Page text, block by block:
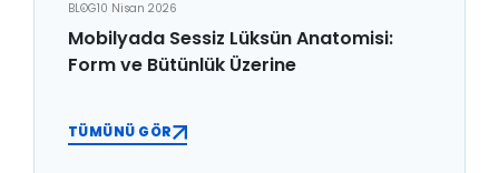
BLOG10 Nisan 2026
Mobilyada Sessiz Lüksün Anatomisi:
Form ve Bütünlük Üzerine
TÜMÜNÜ GÖR